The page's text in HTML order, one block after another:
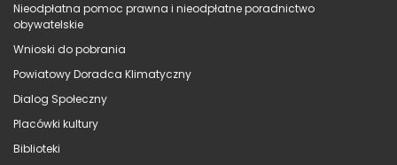
Nieodpłatna pomoc prawna i nieodpłatne poradnictwo
obywatelskie
Wnioski do pobrania
Powiatowy Doradca Klimatyczny
Dialog Społeczny
Placówki kultury
Biblioteki